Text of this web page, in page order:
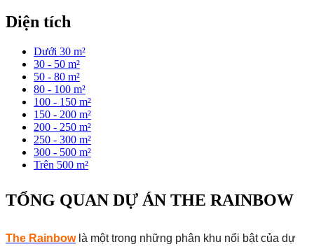
Diện tích
Dưới 30 m²
30 - 50 m²
50 - 80 m²
80 - 100 m²
100 - 150 m²
150 - 200 m²
200 - 250 m²
250 - 300 m²
300 - 500 m²
Trên 500 m²
TỔNG QUAN DỰ ÁN THE RAINBOW
The Rainbow là một trong những phân khu nổi bật của dự